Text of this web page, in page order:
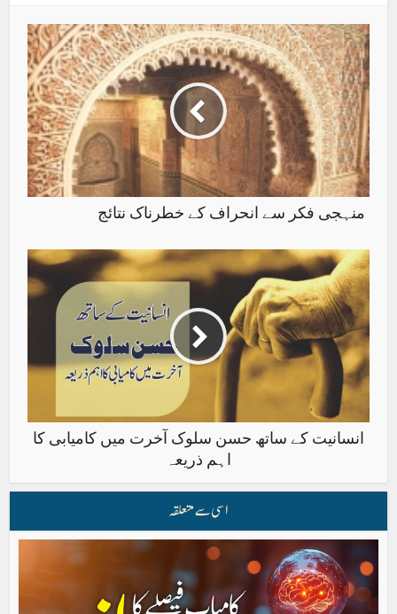
منہجی فکر سے انحراف کے خطرناک نتائج
انسانیت کے ساتھ حسن سلوک آخرت میں کامیابی کا
اہم ذریعہ
اسی سے متعلقہ